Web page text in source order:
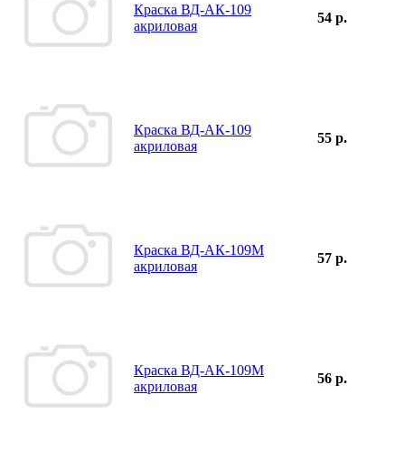
Краска ВД-АК-109
акриловая
54 р.
Краска ВД-АК-109
акриловая
55 р.
Краска ВД-АК-109М
акриловая
57 р.
Краска ВД-АК-109М
акриловая
56 р.